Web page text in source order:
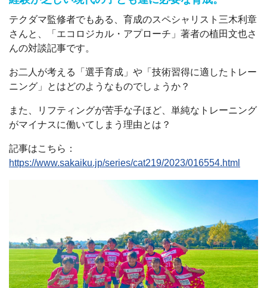
テクダマ監修者でもある、育成のスペシャリスト三木利章
さんと、「エコロジカル・アプローチ」著者の植田文也さ
んの対談記事です。
お二人が考える「選手育成」や「技術習得に適したトレー
ニング」とはどのようなものでしょうか？
また、リフティングが苦手な子ほど、単純なトレーニング
がマイナスに働いてしまう理由とは？
記事はこちら：
https://www.sakaiku.jp/series/cat219/2023/016554.html